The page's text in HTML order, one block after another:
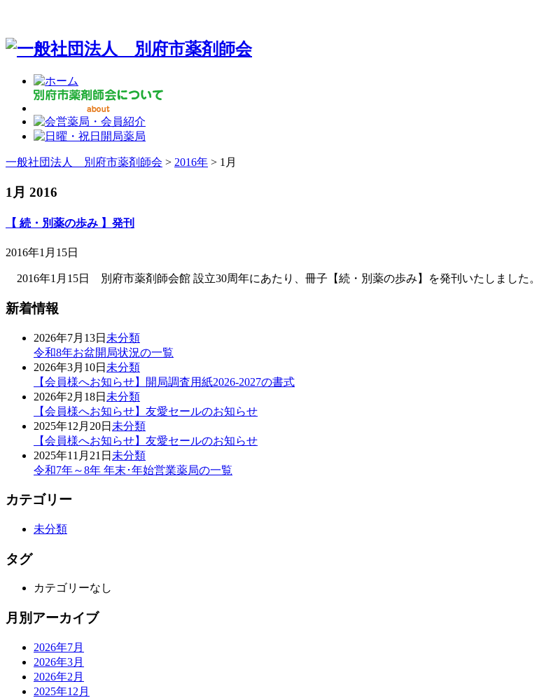
一般社団法人 別府市薬剤師会 > 2016年 > 1月
1月 2016
【 続・別薬の歩み 】発刊
2016年1月15日
2016年1月15日 別府市薬剤師会館 設立30周年にあたり、冊子【続・別薬の歩み】を発刊いたしました。
新着情報
2026年7月13日 未分類
令和8年お盆開局状況の一覧
2026年3月10日 未分類
【会員様へお知らせ】開局調査用紙2026-2027の書式
2026年2月18日 未分類
【会員様へお知らせ】友愛セールのお知らせ
2025年12月20日 未分類
【会員様へお知らせ】友愛セールのお知らせ
2025年11月21日 未分類
令和7年～8年 年末･年始営業薬局の一覧
カテゴリー
未分類
タグ
カテゴリーなし
月別アーカイブ
2026年7月
2026年3月
2026年2月
2025年12月